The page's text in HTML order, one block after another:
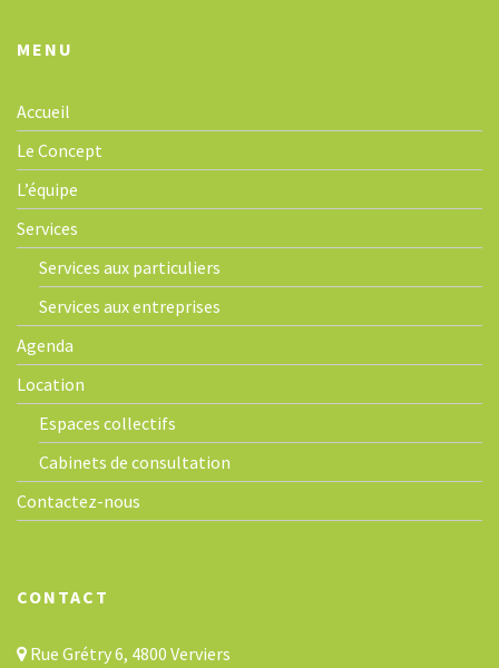
MENU
Accueil
Le Concept
L’équipe
Services
Services aux particuliers
Services aux entreprises
Agenda
Location
Espaces collectifs
Cabinets de consultation
Contactez-nous
CONTACT
Rue Grétry 6, 4800 Verviers